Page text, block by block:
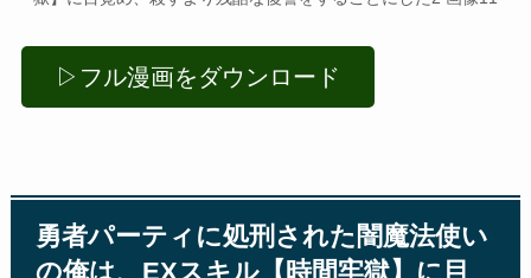
▷フル漫画をダウンロード
勇者パーティに処刑された闇魔法使い
の俺は、EXスキル【時間牢獄】に目